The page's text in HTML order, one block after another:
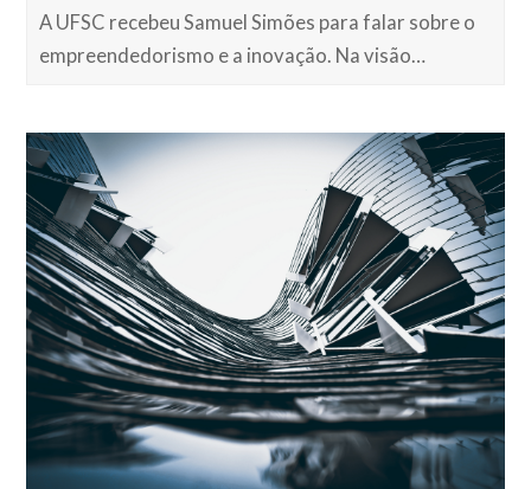
A UFSC recebeu Samuel Simões para falar sobre o
empreendedorismo e a inovação. Na visão…